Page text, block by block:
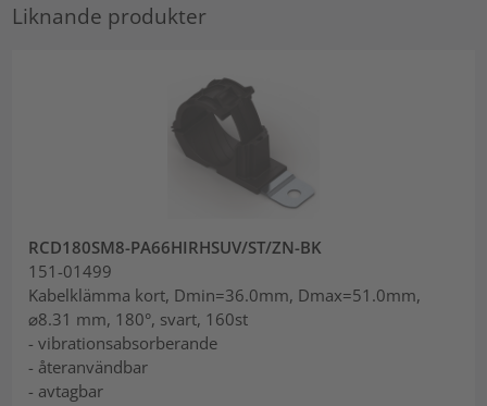
Liknande produkter
RCD180SM8-PA66HIRHSUV/ST/ZN-BK
151-01499
Kabelklämma kort, Dmin=36.0mm, Dmax=51.0mm,
⌀8.31 mm, 180°, svart, 160st
- vibrationsabsorberande
- återanvändbar
- avtagbar